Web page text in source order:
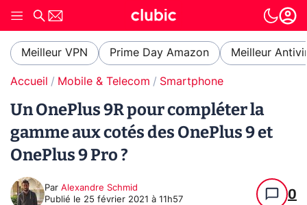
Meilleur VPN Prime Day Amazon Meilleur
Accueil Mobile & Telecom Smartphone
Un OnePlus 9R pour compléter la
gamme aux cotés des OnePlus 9 et
OnePlus 9 Pro ?
Par Alexandre Schmid
Publié le 25 février 2021 à 11h57 0